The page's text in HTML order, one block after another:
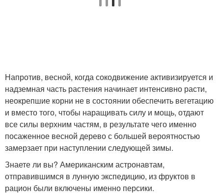
Напротив, весной, когда сокодвижение активизируется и
надземная часть растения начинает интенсивно расти,
неокрепшие корни не в состоянии обеспечить вегетацию
и вместо того, чтобы наращивать силу и мощь, отдают
все силы верхним частям, в результате чего именно
посаженное весной дерево с большей вероятностью
замерзает при наступлении следующей зимы.
Знаете ли вы? Американским астронавтам,
отправившимся в лунную экспедицию, из фруктов в
рацион были включены именно персики.